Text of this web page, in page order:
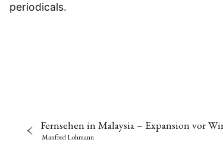
periodicals.
Fernsehen in Malaysia – Expansion vor
Manfred Lohmann